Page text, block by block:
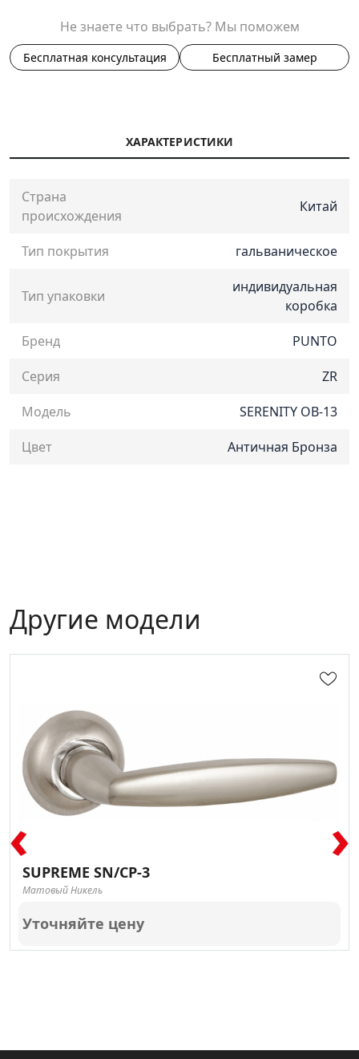
Не знаете что выбрать? Мы поможем
Бесплатная консультация Бесплатный замер
ХАРАКТЕРИСТИКИ
Страна
происхождения
Китай
Тип покрытия гальваническое
Тип упаковки
индивидуальная
коробка
Бренд
PUNTO
Серия
ZR
Модель
SERENITY OB-13
Цвет
Античная Бронза
Другие модели
SUPREME SN/CP-3
Матовый Никель
Уточняйте цену
‹ ›